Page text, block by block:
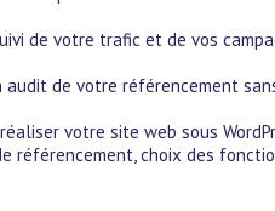
de votre trafic et de vos
audit de votre référencement
votre site web sous
référencement, choix des